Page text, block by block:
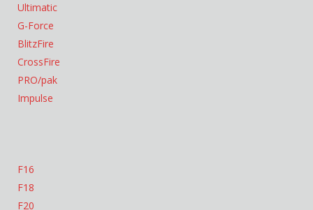
Ultimatic
G-Force
BlitzFire
CrossFire
PRO/pak
Impulse
F16
F18
F20